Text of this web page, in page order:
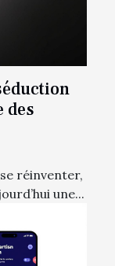
des
réinventer,
une...